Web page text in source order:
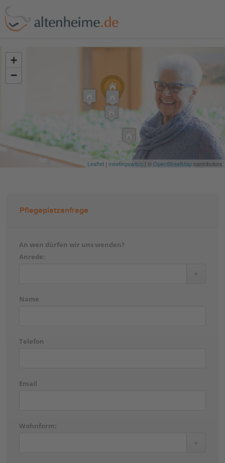
+
−
Leaflet | meetingswitch | ©OpenStreetMapcontributors
Pflegeplatzanfrage
An wen dürfen wir uns wenden?
Anrede:
Name
Telefon
Email
Wohnform: